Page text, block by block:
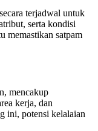
terjadwal untuk
serta kondisi
memastikan satpam
mencakup
kerja, dan
ini, potensi kelalaian